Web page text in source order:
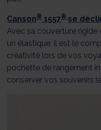
Canson® 1557® se
Avec sa couverture
un élastique, il est le
créativité lors de vos
pochette de rangement
conserver vos souvenirs